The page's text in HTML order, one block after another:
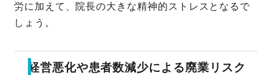
労に加えて、院長の大きな精神的ストレスとなるで
しょう。
経営悪化や患者数減少による廃業リスク